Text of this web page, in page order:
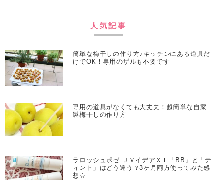
人気記事
簡単な梅干しの作り方♪キッチンにある道具だ
けでOK！専用のザルも不要です
専用の道具がなくても大丈夫！超簡単な自家
製梅干しの作り方
ラロッシュポゼ ＵＶイデアＸＬ「BB」と「テ
ィント」はどう違う？3ヶ月両方使ってみた感
想☆